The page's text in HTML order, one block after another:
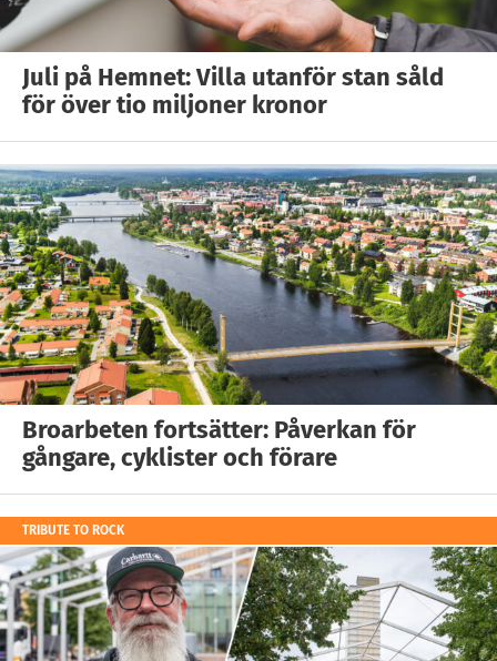
Juli på Hemnet: Villa utanför stan såld
för över tio miljoner kronor
Broarbeten fortsätter: Påverkan för
gångare, cyklister och förare
TRIBUTE TO ROCK